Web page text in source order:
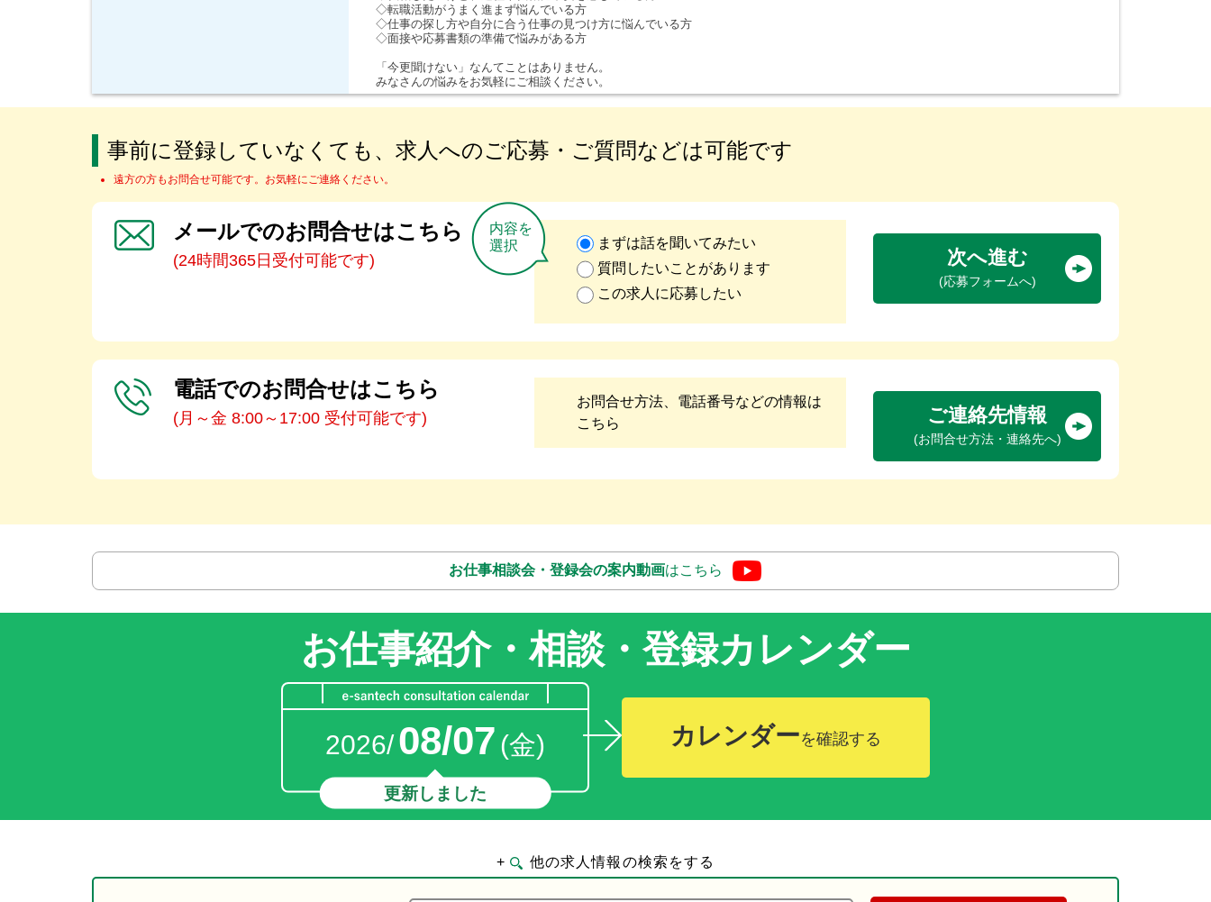
◇転職活動がうまく進まず悩んでいる方
◇仕事の探し方や自分に合う仕事の見つけ方に悩んでいる方
◇面接や応募書類の準備で悩みがある方
「今更聞けない」なんてことはありません。
みなさんの悩みをお気軽にご相談ください。
事前に登録していなくても、求人へのご応募・ご質問などは可能です
遠方の方もお問合せ可能です。お気軽にご連絡ください。
メールでのお問合せはこちら
(24時間365日受付可能です)
内容を
選択
まずは話を聞いてみたい
質問したいことがあります
この求人に応募したい
次へ進む
(応募フォームへ)
電話でのお問合せはこちら
(月～金 8:00～17:00 受付可能です)
お問合せ方法、電話番号などの情報は
こちら
ご連絡先情報
(お問合せ方法・連絡先へ)
お仕事相談会・登録会の案内動画はこちら
お仕事紹介・相談・登録カレンダー
2026/08/07 (金)
更新しました
カレンダーを確認する
+ 他の求人情報の検索をする